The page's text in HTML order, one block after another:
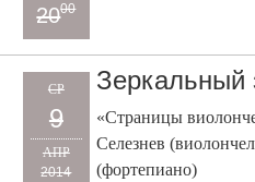
2000
СР
9
АПР
2014
Зеркальный
«Страницы
Селезнев
(фортепиано)